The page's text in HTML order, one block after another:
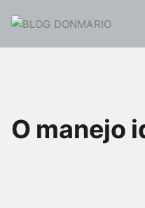
O manejo